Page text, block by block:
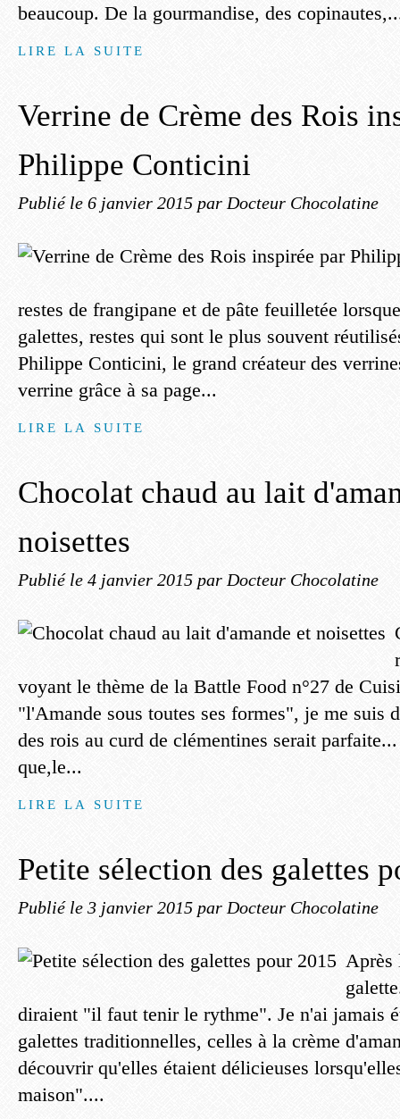
beaucoup. De la gourmandise, des
LIRE LA SUITE
Verrine de Crème des Rois
Philippe Conticini
Publié le 6 janvier 2015 par Docteur Chocolatine
restes de frangipane et de pâte feuilletée
galettes, restes qui sont le plus souvent
Philippe Conticini, le grand créateur des
verrine grâce à sa page...
LIRE LA SUITE
Chocolat chaud au lait
noisettes
Publié le 4 janvier 2015 par Docteur Chocolatine
voyant le thème de la Battle Food n°27 de
"l'Amande sous toutes ses formes", je me suis
des rois au curd de clémentines serait
que,le...
LIRE LA SUITE
Petite sélection des galettes
Publié le 3 janvier 2015 par Docteur Chocolatine
Après
diraient "il faut tenir le rythme". Je n'ai jamais
galettes traditionnelles, celles à la crème
découvrir qu'elles étaient délicieuses
maison"....